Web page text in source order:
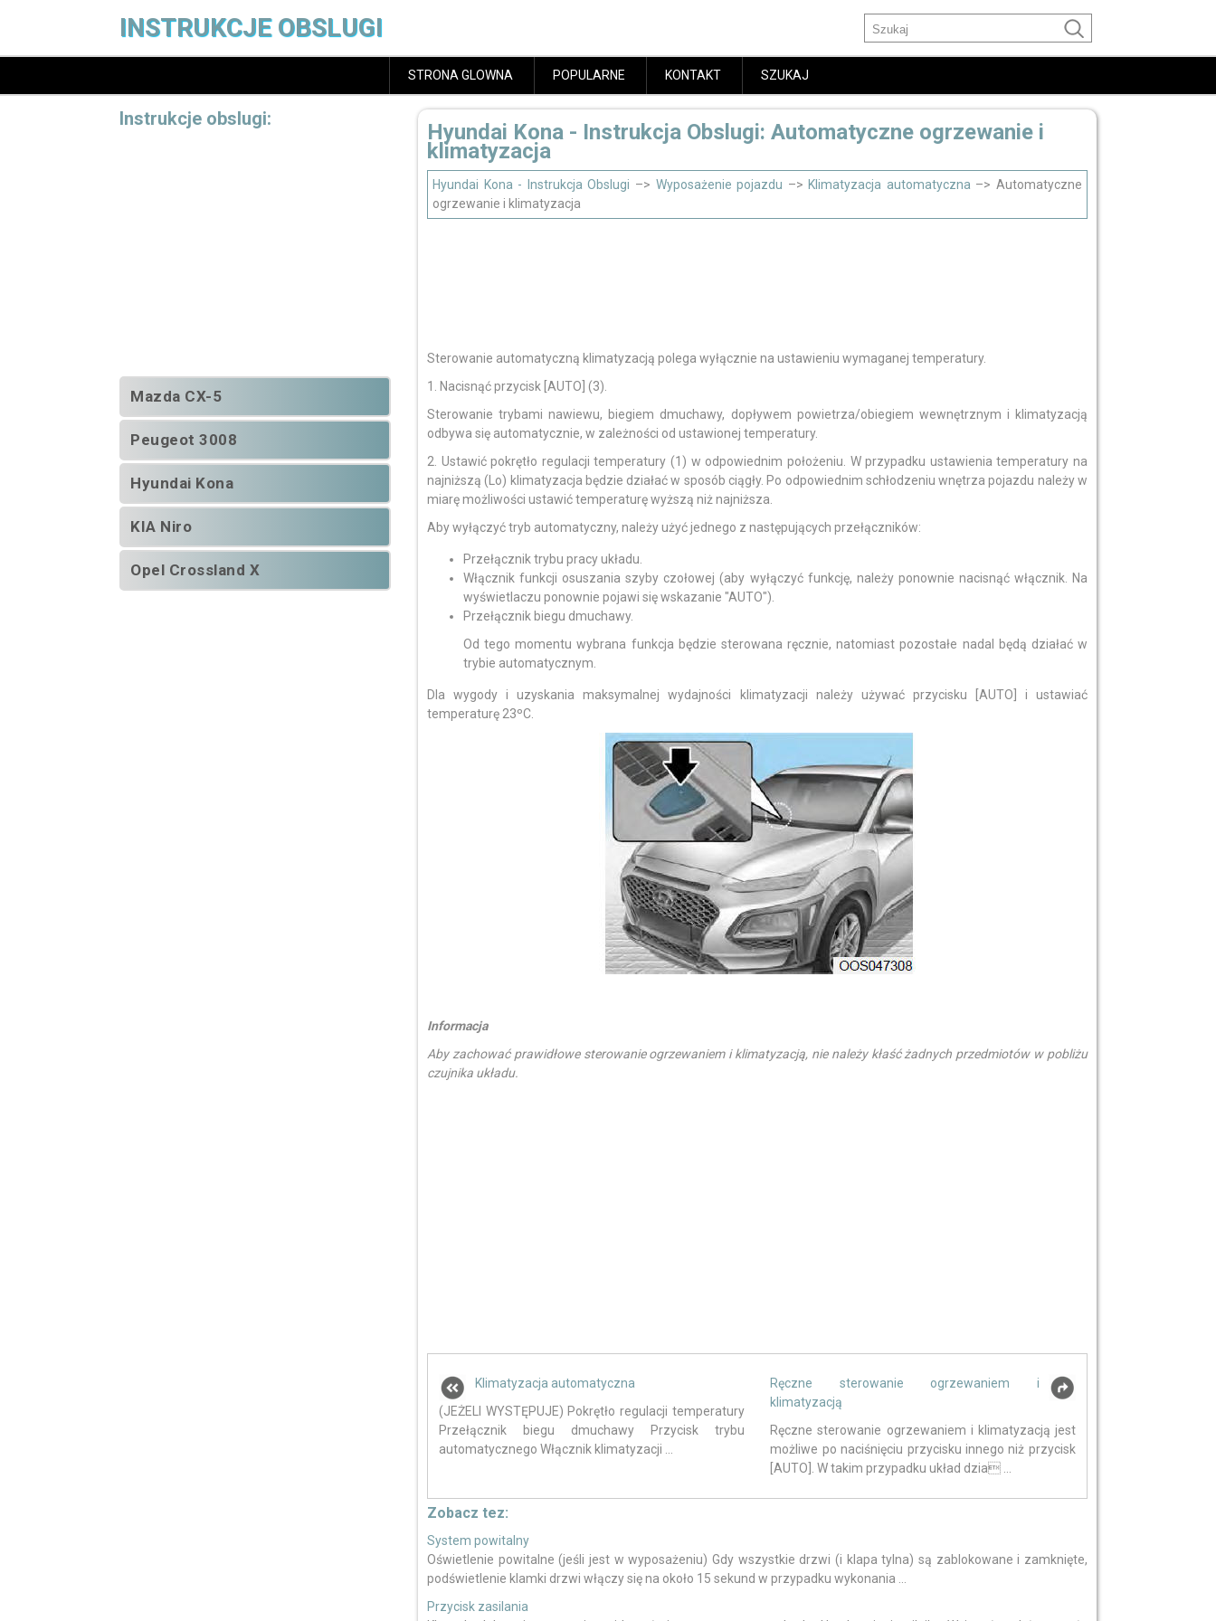
INSTRUKCJE OBSLUGI
STRONA GLOWNA POPULARNE KONTAKT SZUKAJ
Hyundai Kona - Instrukcja Obslugi: Automatyczne ogrzewanie i
klimatyzacja
Hyundai Kona - Instrukcja Obslugi –> Wyposażenie pojazdu –> Klimatyzacja automatyczna –> Automatyczne
ogrzewanie i klimatyzacja
Sterowanie automatyczną klimatyzacją polega wyłącznie na ustawieniu wymaganej temperatury.
1. Nacisnąć przycisk [AUTO] (3).
Sterowanie trybami nawiewu, biegiem dmuchawy, dopływem powietrza/obiegiem wewnętrznym i klimatyzacją
odbywa się automatycznie, w zależności od ustawionej temperatury.
2. Ustawić pokrętło regulacji temperatury (1) w odpowiednim położeniu. W przypadku ustawienia temperatury na
najniższą (Lo) klimatyzacja będzie działać w sposób ciągły. Po odpowiednim schłodzeniu wnętrza pojazdu należy w
miarę możliwości ustawić temperaturę wyższą niż najniższa.
Aby wyłączyć tryb automatyczny, należy użyć jednego z następujących przełączników:
Przełącznik trybu pracy układu.
Włącznik funkcji osuszania szyby czołowej (aby wyłączyć funkcję, należy ponownie nacisnąć włącznik. Na
wyświetlaczu ponownie pojawi się wskazanie "AUTO").
Przełącznik biegu dmuchawy.
Od tego momentu wybrana funkcja będzie sterowana ręcznie, natomiast pozostałe nadal będą działać w
trybie automatycznym.
Dla wygody i uzyskania maksymalnej wydajności klimatyzacji należy używać przycisku [AUTO] i ustawiać
temperaturę 23ºC.
Informacja
Aby zachować prawidłowe sterowanie ogrzewaniem i klimatyzacją, nie należy kłaść żadnych przedmiotów w pobliżu
czujnika układu.
Klimatyzacja automatyczna
(JEŻELI WYSTĘPUJE) Pokrętło regulacji temperatury
Przełącznik biegu dmuchawy Przycisk trybu
automatycznego Włącznik klimatyzacji ...
Ręczne sterowanie ogrzewaniem i
klimatyzacją
Ręczne sterowanie ogrzewaniem i klimatyzacją jest
możliwe po naciśnięciu przycisku innego niż przycisk
[AUTO]. W takim przypadku układ dzia ...
Zobacz tez:
System powitalny
Oświetlenie powitalne (jeśli jest w wyposażeniu) Gdy wszystkie drzwi (i klapa tylna) są zablokowane i zamknięte,
podświetlenie klamki drzwi włączy się na około 15 sekund w przypadku wykonania ...
Przycisk zasilania
Instrukcje obslugi:
Mazda CX-5
Peugeot 3008
Hyundai Kona
KIA Niro
Opel Crossland X